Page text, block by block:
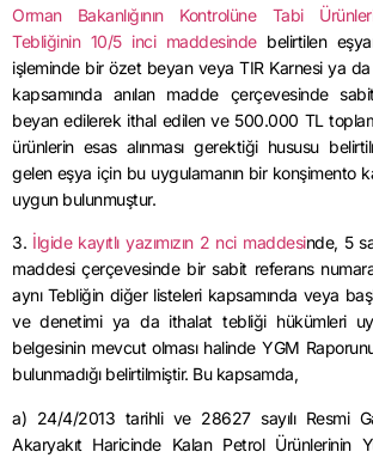
Orman Bakanlığının Kontrolüne Tabi
Tebliğinin 10/5 inci maddesindebelirtilen
işleminde bir özet beyan veya TIR Karnesi ya
kapsamında anılan madde çerçevesinde
beyan edilerek ithal edilen ve 500.000 TL
ürünlerin esas alınması gerektiği hususu
gelen eşya için bu uygulamanın bir konşimento
uygun bulunmuştur.
3. İlgide kayıtlı yazımızın 2 nci maddesinde, 5
maddesi çerçevesinde bir sabit referans
aynı Tebliğin diğer listeleri kapsamında veya
ve denetimi ya da ithalat tebliği hükümleri
belgesinin mevcut olması halinde YGM
bulunmadığı belirtilmiştir. Bu kapsamda,
a) 24/4/2013 tarihli ve 28627 sayılı Resmi
Akaryakıt Haricinde Kalan Petrol Ürünlerinin